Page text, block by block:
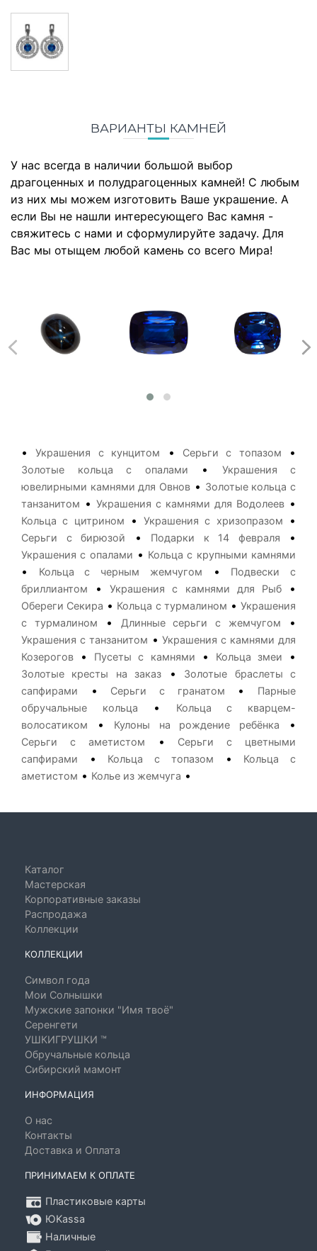
ВАРИАНТЫ КАМНЕЙ
У нас всегда в наличии большой выбор
драгоценных и полудрагоценных камней! С любым
из них мы можем изготовить Ваше украшение. А
если Вы не нашли интересующего Вас камня -
свяжитесь с нами и сформулируйте задачу. Для
Вас мы отыщем любой камень со всего Мира!
•Украшения с кунцитом • Серьги с топазом •
Золотые кольца с опалами •
Украшения с
ювелирными камнями для Овнов • Золотые кольца с
танзанитом • Украшения с камнями для Водолеев •
Кольца с цитрином •Украшения с хризопразом •
Серьги с бирюзой • Подарки к 14 февраля •
Украшения с опалами • Кольца с крупными камнями
• Кольца с черным жемчугом •
Подвески с
бриллиантом
•Украшения с камнями для Рыб•
Обереги Секира • Кольца с турмалином •Украшения
с турмалином
• Длинные серьги с жемчугом •
Украшения с танзанитом •Украшения с камнями для
Козерогов • Пусеты с камнями • Кольца змеи •
Золотые кресты на заказ •
Золотые браслеты с
сапфирами
• Серьги с гранатом •
Парные
обручальные кольца
•
Кольца с кварцем-
волосатиком
• Кулоны на рождение ребёнка •
Серьги с аметистом •
Серьги с цветными
сапфирами
• Кольца с топазом •
Кольца с
аметистом • Колье из жемчуга •
Каталог
Мастерская
Корпоративные заказы
Распродажа
Коллекции
КОЛЛЕКЦИИ
Символ года
Мои Солнышки
Мужские запонки "Имя твоё"
Серенгети
УШКИГРУШКИ ™
Обручальные кольца
Сибирский мамонт
ИНФОРМАЦИЯ
О нас
Контакты
Доставка и Оплата
ПРИНИМАЕМ К ОПЛАТЕ
Пластиковые карты
ЮKassa
Наличные